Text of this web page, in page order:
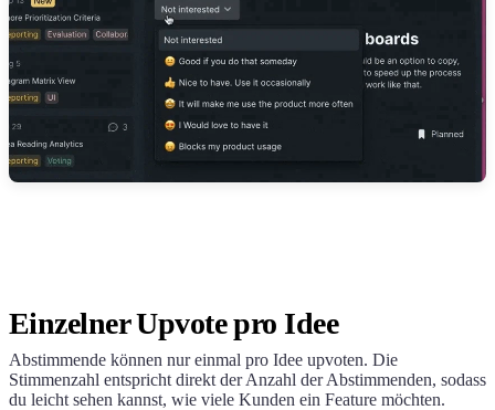
Einzelner Upvote pro Idee
Abstimmende können nur einmal pro Idee upvoten. Die
Stimmenzahl entspricht direkt der Anzahl der Abstimmenden, sodass
du leicht sehen kannst, wie viele Kunden ein Feature möchten.